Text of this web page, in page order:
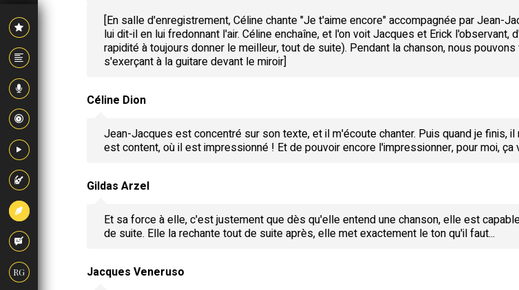
RG
[En salle d'enregistrement, Céline chante "Je t'aime encore" accompagnée par Jean-
lui dit-il en lui fredonnant l'air. Céline enchaîne, et l'on voit Jacques et Erick l'observant,
rapidité à toujours donner le meilleur, tout de suite). Pendant la chanson, nous
s'exerçant à la guitare devant le miroir]
Céline Dion
Jean-Jacques est concentré sur son texte, et il m'écoute chanter. Puis quand je finis,
est content, où il est impressionné ! Et de pouvoir encore l'impressionner, pour moi, ça
Gildas Arzel
Et sa force à elle, c'est justement que dès qu'elle entend une chanson, elle est
de suite. Elle la rechante tout de suite après, elle met exactement le ton qu'il faut...
Jacques Veneruso